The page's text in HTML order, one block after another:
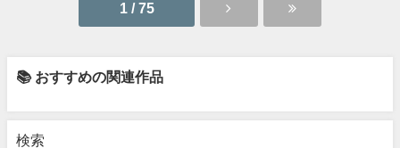
1 / 75
📚 おすすめの関連作品
検索